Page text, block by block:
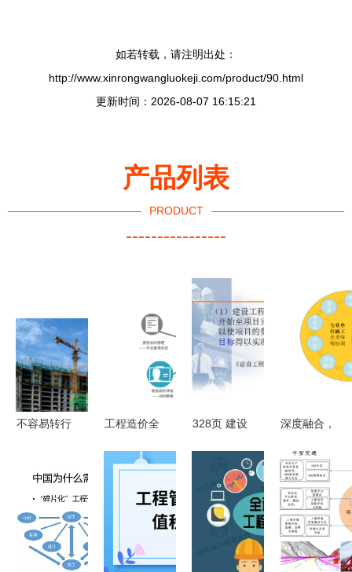
如若转载，请注明出处：
http://www.xinrongwangluokeji.com/product/90.html
更新时间：2026-08-07 16:15:21
产品列表
PRODUCT
----------------
不容易转行
盘点！专业
性强，工作
对口率高
——软件开
发领域深度
工程造价全
内涵及其在
工程管理服
务中的应用
328页 建设
理理论与实
务 ppt
深度融合，
显度医院装
修项目管理
的软件开发
策略与实践
剖析